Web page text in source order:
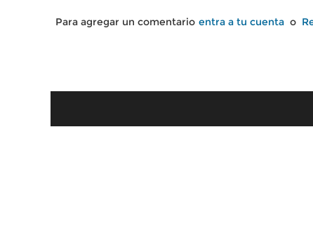
Para agregar un comentario entra a tu cuenta o